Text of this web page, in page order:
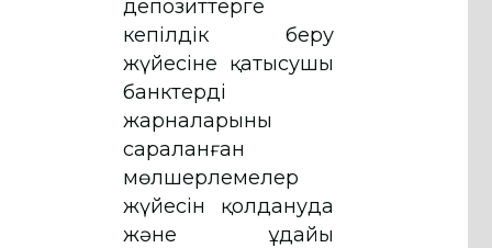
депозиттерге
кепілдік беру
жүйесіне қатысушы
банктердің
жарналарының
сараланған
мөлшерлемелер
жүйесін қолдануда
және ұдайы